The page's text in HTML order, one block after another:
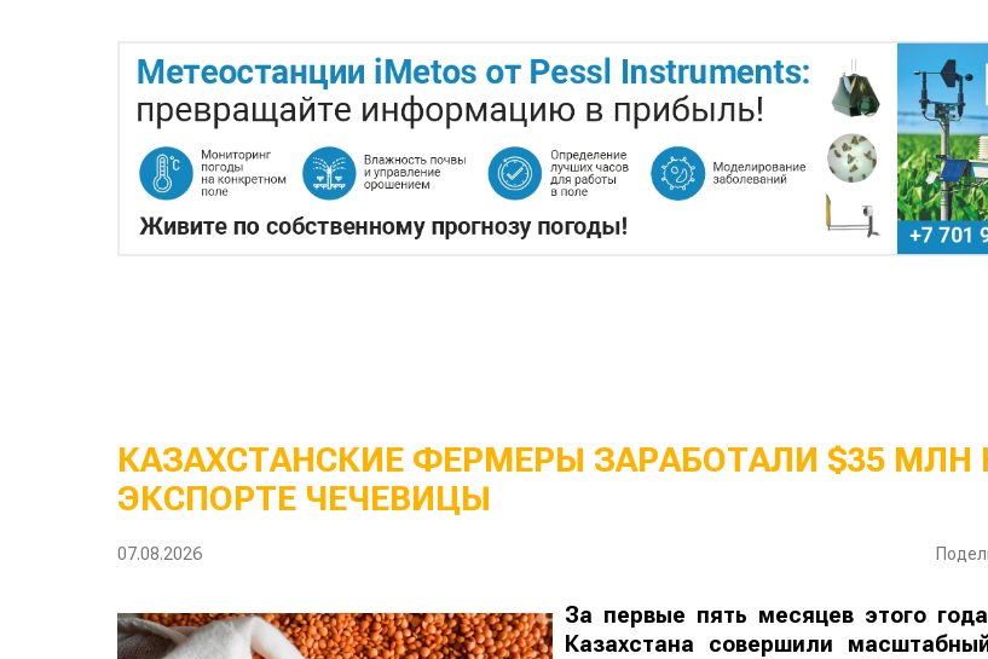
КАЗАХСТАНСКИЕ ФЕРМЕРЫ ЗАРАБОТАЛИ $35 МЛН
ЭКСПОРТЕ ЧЕЧЕВИЦЫ
07.08.2026
За первые пять месяцев этого
Казахстана совершили